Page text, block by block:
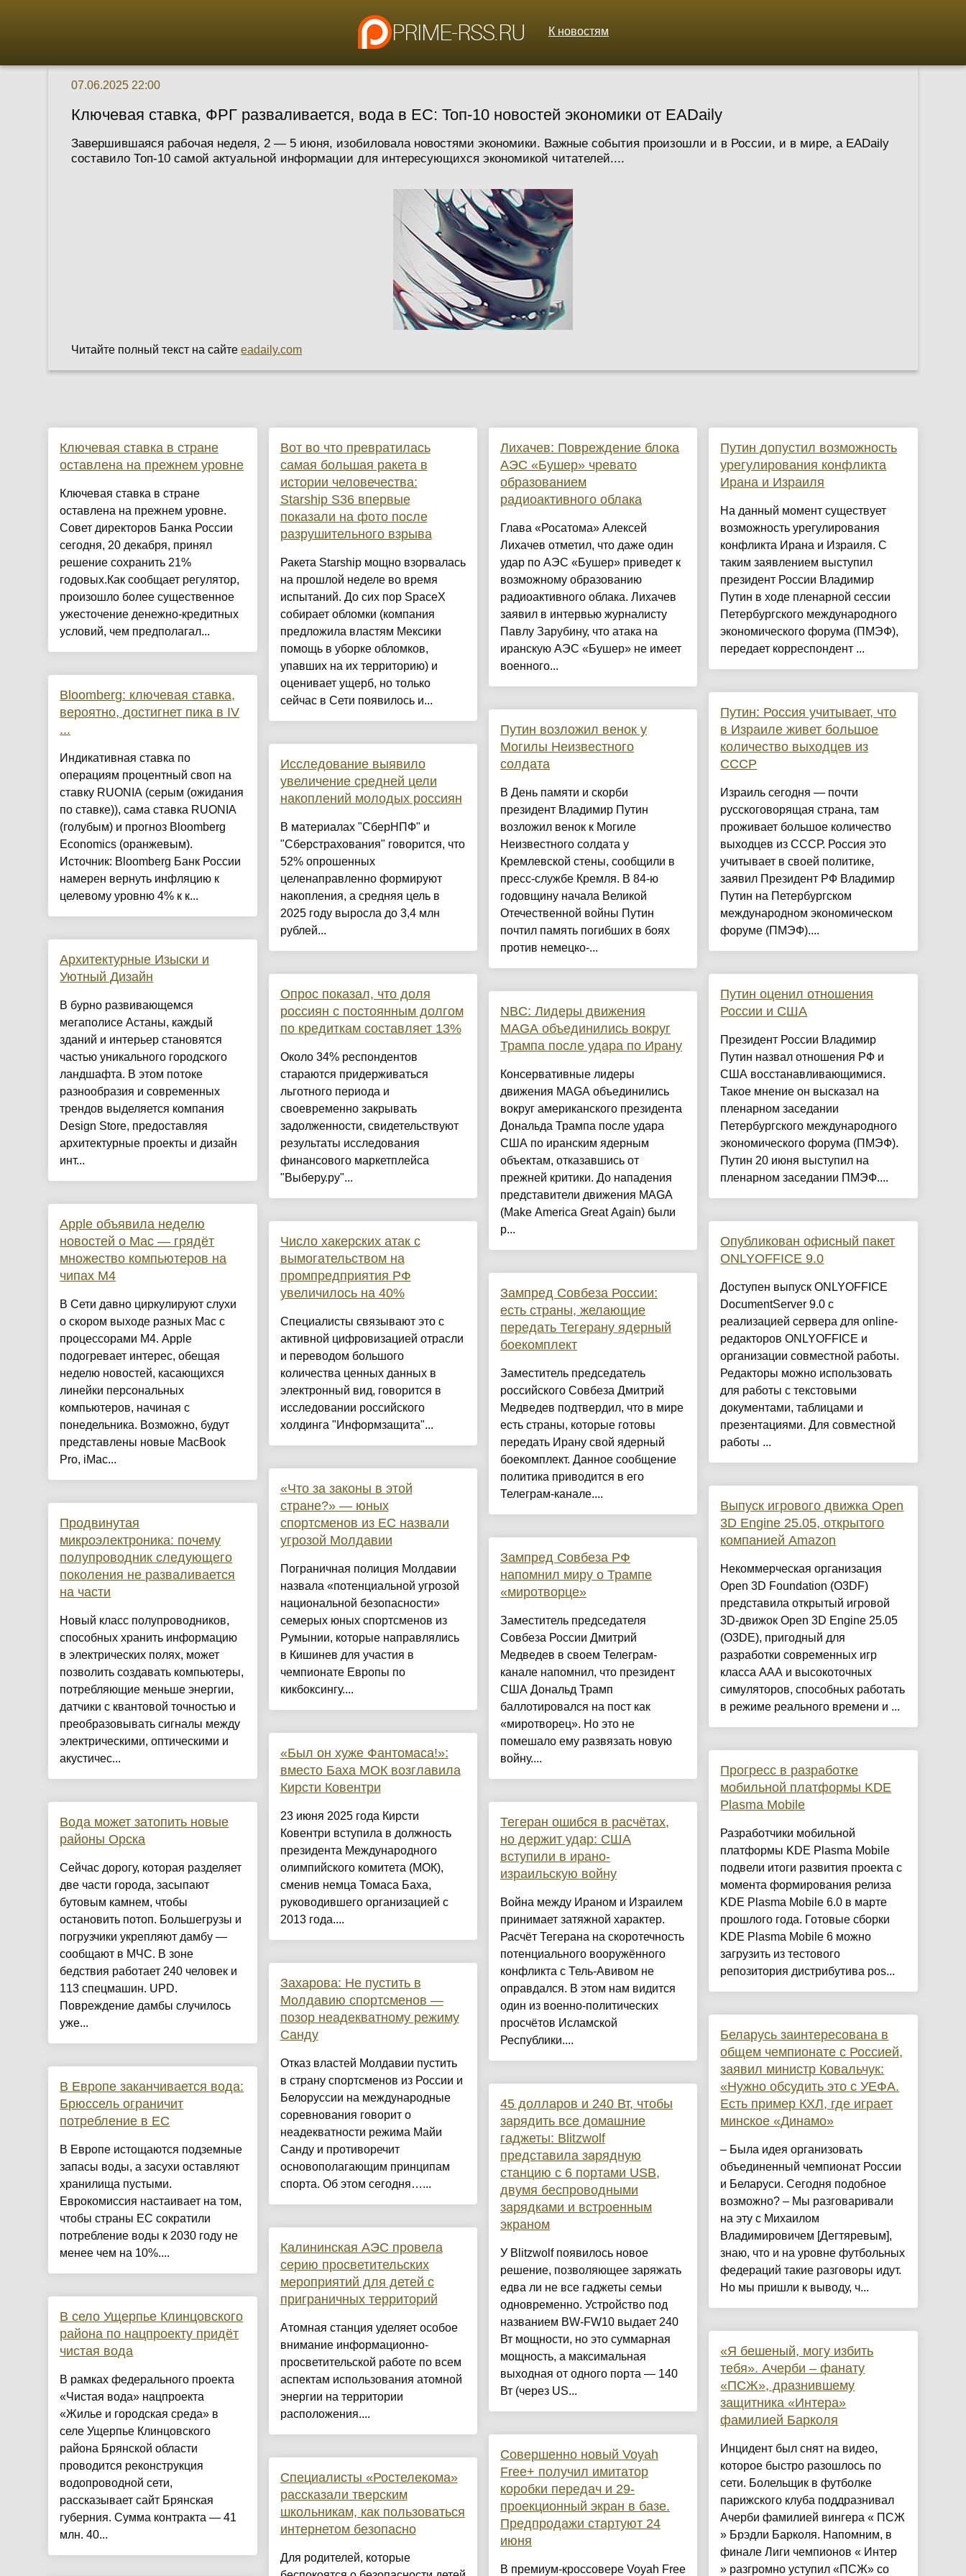
К новостям
07.06.2025 22:00
Ключевая ставка, ФРГ разваливается, вода в ЕС: Топ-10 новостей экономики от EADaily
Завершившаяся рабочая неделя, 2 — 5 июня, изобиловала новостями экономики. Важные события произошли и в России, и в мире, а EADaily
составило Топ-10 самой актуальной информации для интересующихся экономикой читателей....
Читайте полный текст на сайтеeadaily.com
Ключевая ставка в стране
оставлена на прежнем уровне
Ключевая ставка в стране
оставлена на прежнем уровне.
Совет директоров Банка России
сегодня, 20 декабря, принял
решение сохранить 21%
годовых.Как сообщает регулятор,
произошло более существенное
ужесточение денежно-кредитных
условий, чем предполагал...
Bloomberg: ключевая ставка,
вероятно, достигнет пика в IV
...
Индикативная ставка по
операциям процентный своп на
ставку RUONIA (серым (ожидания
по ставке)), сама ставка RUONIA
(голубым) и прогноз Bloomberg
Economics (оранжевым).
Источник: Bloomberg Банк России
намерен вернуть инфляцию к
целевому уровню 4% к к...
Архитектурные Изыски и
Уютный Дизайн
​В бурно развивающемся
мегаполисе Астаны, каждый
зданий и интерьер становятся
частью уникального городского
ландшафта. В этом потоке
разнообразия и современных
трендов выделяется компания
Design Store, предоставляя
архитектурные проекты и дизайн
инт...
Apple объявила неделю
новостей о Mac — грядёт
множество компьютеров на
чипах M4
В Сети давно циркулируют слухи
о скором выходе разных Mac с
процессорами M4. Apple
подогревает интерес, обещая
неделю новостей, касающихся
линейки персональных
компьютеров, начиная с
понедельника. Возможно, будут
представлены новые MacBook
Pro, iMac...
Продвинутая
микроэлектроника: почему
полупроводник следующего
поколения не разваливается
на части
Новый класс полупроводников,
способных хранить информацию
в электрических полях, может
позволить создавать компьютеры,
потребляющие меньше энергии,
датчики с квантовой точностью и
преобразовывать сигналы между
электрическими, оптическими и
акустичес...
Вода может затопить новые
районы Орска
Сейчас дорогу, которая разделяет
две части города, засыпают
бутовым камнем, чтобы
остановить потоп. Большегрузы и
погрузчики укрепляют дамбу —
сообщают в МЧС. В зоне
бедствия работает 240 человек и
113 спецмашин. UPD.
Повреждение дамбы случилось
уже...
В Европе заканчивается вода:
Брюссель ограничит
потребление в ЕС
В Европе истощаются подземные
запасы воды, а засухи оставляют
хранилища пустыми.
Еврокомиссия настаивает на том,
чтобы страны ЕС сократили
потребление воды к 2030 году не
менее чем на 10%....
В село Ущерпье Клинцовского
района по нацпроекту придёт
чистая вода
В рамках федерального проекта
«Чистая вода» нацпроекта
«Жилье и городская среда» в
селе Ущерпье Клинцовского
района Брянской области
проводится реконструкция
водопроводной сети,
рассказывает сайт Брянская
губерния. Сумма контракта — 41
млн. 40...
Вот во что превратилась
самая большая ракета в
истории человечества:
Starship S36 впервые
показали на фото после
разрушительного взрыва
Ракета Starship мощно взорвалась
на прошлой неделе во время
испытаний. До сих пор SpaceX
собирает обломки (компания
предложила властям Мексики
помощь в уборке обломков,
упавших на их территорию) и
оценивает ущерб, но только
сейчас в Сети появилось и...
Исследование выявило
увеличение средней цели
накоплений молодых россиян
В материалах "СберНПФ" и
"Сберстрахования" говорится, что
52% опрошенных
целенаправленно формируют
накопления, а средняя цель в
2025 году выросла до 3,4 млн
рублей...
Опрос показал, что доля
россиян с постоянным долгом
по кредиткам составляет 13%
Около 34% респондентов
стараются придерживаться
льготного периода и
своевременно закрывать
задолженности, свидетельствуют
результаты исследования
финансового маркетплейса
"Выберу.ру"...
Число хакерских атак с
вымогательством на
промпредприятия РФ
увеличилось на 40%
Специалисты связывают это с
активной цифровизацией отрасли
и переводом большого
количества ценных данных в
электронный вид, говорится в
исследовании российского
холдинга "Информзащита"...
«Что за законы в этой
стране?» — юных
спортсменов из ЕС назвали
угрозой Молдавии
Пограничная полиция Молдавии
назвала «потенциальной угрозой
национальной безопасности»
семерых юных спортсменов из
Румынии, которые направлялись
в Кишинев для участия в
чемпионате Европы по
кикбоксингу....
«Был он хуже Фантомаса!»:
вместо Баха МОК возглавила
Кирсти Ковентри
23 июня 2025 года Кирсти
Ковентри вступила в должность
президента Международного
олимпийского комитета (МОК),
сменив немца Томаса Баха,
руководившего организацией с
2013 года....
Захарова: Не пустить в
Молдавию спортсменов —
позор неадекватному режиму
Санду
Отказ властей Молдавии пустить
в страну спортсменов из России и
Белоруссии на международные
соревнования говорит о
неадекватности режима Майи
Санду и противоречит
основополагающим принципам
спорта. Об этом сегодня…...
Калининская АЭС провела
серию просветительских
мероприятий для детей с
приграничных территорий
Атомная станция уделяет особое
внимание информационно-
просветительской работе по всем
аспектам использования атомной
энергии на территории
расположения....
Специалисты «Ростелекома»
рассказали тверским
школьникам, как пользоваться
интернетом безопасно
Для родителей, которые
Лихачев: Повреждение блока
АЭС «Бушер» чревато
образованием
радиоактивного облака
Глава «Росатома» Алексей
Лихачев отметил, что даже один
удар по АЭС «Бушер» приведет к
возможному образованию
радиоактивного облака. Лихачев
заявил в интервью журналисту
Павлу Зарубину, что атака на
иранскую АЭС «Бушер» не имеет
военного...
Путин возложил венок у
Могилы Неизвестного
солдата
В День памяти и скорби
президент Владимир Путин
возложил венок к Могиле
Неизвестного солдата у
Кремлевской стены, сообщили в
пресс-службе Кремля. В 84-ю
годовщину начала Великой
Отечественной войны Путин
почтил память погибших в боях
против немецко-...
NBC: Лидеры движения
MAGA объединились вокруг
Трампа после удара по Ирану
Консервативные лидеры
движения MAGA объединились
вокруг американского президента
Дональда Трампа после удара
США по иранским ядерным
объектам, отказавшись от
прежней критики. До нападения
представители движения MAGA
(Make America Great Again) были
р...
Зампред Совбеза России:
есть страны, желающие
передать Тегерану ядерный
боекомплект
Заместитель председатель
российского Совбеза Дмитрий
Медведев подтвердил, что в мире
есть страны, которые готовы
передать Ирану свой ядерный
боекомплект. Данное сообщение
политика приводится в его
Телеграм-канале....
Зампред Совбеза РФ
напомнил миру о Трампе
«миротворце»
Заместитель председателя
Совбеза России Дмитрий
Медведев в своем Телеграм-
канале напомнил, что президент
США Дональд Трамп
баллотировался на пост как
«миротворец». Но это не
помешало ему развязать новую
войну....
Тегеран ошибся в расчётах,
но держит удар: США
вступили в ирано-
израильскую войну
Война между Ираном и Израилем
принимает затяжной характер.
Расчёт Тегерана на скоротечность
потенциального вооружённого
конфликта с Тель-Авивом не
оправдался. В этом нам видится
один из военно-политических
просчётов Исламской
Республики....
45 долларов и 240 Вт, чтобы
зарядить все домашние
гаджеты: Blitzwolf
представила зарядную
станцию с 6 портами USB,
двумя беспроводными
зарядками и встроенным
экраном
У Blitzwolf появилось новое
решение, позволяющее заряжать
едва ли не все гаджеты семьи
одновременно. Устройство под
названием BW-FW10 выдает 240
Вт мощности, но это суммарная
мощность, а максимальная
выходная от одного порта — 140
Вт (через US...
Совершенно новый Voyah
Free+ получил имитатор
коробки передач и 29-
проекционный экран в базе.
Предпродажи стартуют 24
июня
В премиум-кроссовере Voyah Free
Путин допустил возможность
урегулирования конфликта
Ирана и Израиля
На данный момент существует
возможность урегулирования
конфликта Ирана и Израиля. С
таким заявлением выступил
президент России Владимир
Путин в ходе пленарной сессии
Петербургского международного
экономического форума (ПМЭФ),
передает корреспондент ...
Путин: Россия учитывает, что
в Израиле живет большое
количество выходцев из
СССР
Израиль сегодня — почти
русскоговорящая страна, там
проживает большое количество
выходцев из СССР. Россия это
учитывает в своей политике,
заявил Президент РФ Владимир
Путин на Петербургском
международном экономическом
форуме (ПМЭФ)....
Путин оценил отношения
России и США
Президент России Владимир
Путин назвал отношения РФ и
США восстанавливающимися.
Такое мнение он высказал на
пленарном заседании
Петербургского международного
экономического форума (ПМЭФ).
Путин 20 июня выступил на
пленарном заседании ПМЭФ....
Опубликован офисный пакет
ONLYOFFICE 9.0
Доступен выпуск ONLYOFFICE
DocumentServer 9.0 с
реализацией сервера для online-
редакторов ONLYOFFICE и
организации совместной работы.
Редакторы можно использовать
для работы с текстовыми
документами, таблицами и
презентациями. Для совместной
работы ...
Выпуск игрового движка Open
3D Engine 25.05, открытого
компанией Amazon
Некоммерческая организация
Open 3D Foundation (O3DF)
представила открытый игровой
3D-движок Open 3D Engine 25.05
(O3DE), пригодный для
разработки современных игр
класса AAA и высокоточных
симуляторов, способных работать
в режиме реального времени и ...
Прогресс в разработке
мобильной платформы KDE
Plasma Mobile
Разработчики мобильной
платформы KDE Plasma Mobile
подвели итоги развития проекта с
момента формирования релиза
KDE Plasma Mobile 6.0 в марте
прошлого года. Готовые сборки
KDE Plasma Mobile 6 можно
загрузить из тестового
репозитория дистрибутива pos...
Беларусь заинтересована в
общем чемпионате с Россией,
заявил министр Ковальчук:
«Нужно обсудить это с УЕФА.
Есть пример КХЛ, где играет
минское «Динамо»
– Была идея организовать
объединенный чемпионат России
и Беларуси. Сегодня подобное
возможно? – Мы разговаривали
на эту с Михаилом
Владимировичем [Дегтяревым],
знаю, что и на уровне футбольных
федераций такие разговоры идут.
Но мы пришли к выводу, ч...
«Я бешеный, могу избить
тебя». Ачерби – фанату
«ПСЖ», дразнившему
защитника «Интера»
фамилией Барколя
Инцидент был снят на видео,
которое быстро разошлось по
сети. Болельщик в футболке
парижского клуба поддразнивал
Ачерби фамилией вингера « ПСЖ
» Брэдли Барколя. Напомним, в
финале Лиги чемпионов « Интер
» разгромно уступил «ПСЖ» со